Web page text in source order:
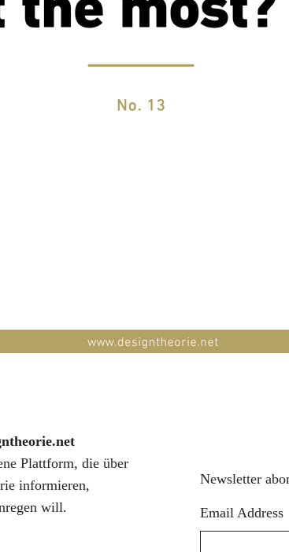
Plattform, die über
informieren,
will.
Newsletter
Email Address